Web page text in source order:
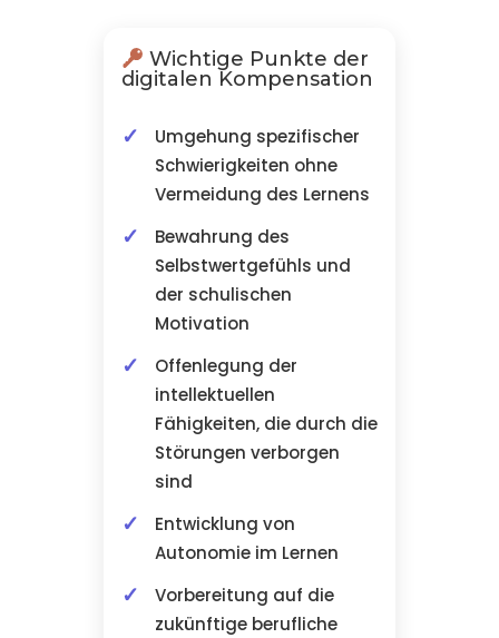
Wichtige Punkte der
digitalen Kompensation
Umgehung spezifischer
Schwierigkeiten ohne
Vermeidung des Lernens
Bewahrung des
Selbstwertgefühls und
der schulischen
Motivation
Offenlegung der
intellektuellen
Fähigkeiten, die durch die
Störungen verborgen
sind
Entwicklung von
Autonomie im Lernen
Vorbereitung auf die
zukünftige berufliche